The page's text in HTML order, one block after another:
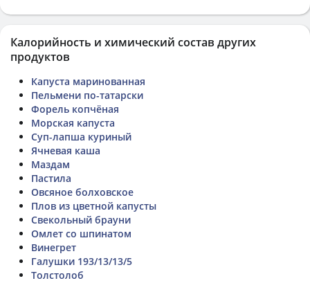
Калорийность и химический состав других
продуктов
Капуста маринованная
Пельмени по-татарски
Форель копчёная
Морская капуста
Суп-лапша куриный
Ячневая каша
Маздам
Пастила
Овсяное болховское
Плов из цветной капусты
Свекольный брауни
Омлет со шпинатом
Винегрет
Галушки 193/13/13/5
Толстолоб